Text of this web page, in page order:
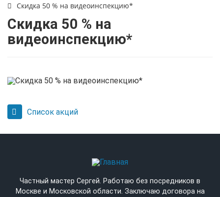
Скидка 50 % на видеоинспекцию*
Скидка 50 % на
видеоинспекцию*
Список акций
Частный мастер Сергей. Работаю без посредников в
Москве и Московской области. Заключаю договора на